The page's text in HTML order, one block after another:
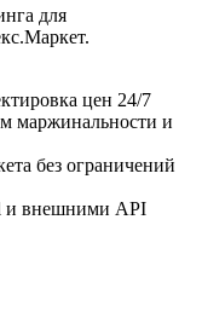
для
цен 24/7
маржинальности и
без ограничений
и внешними API